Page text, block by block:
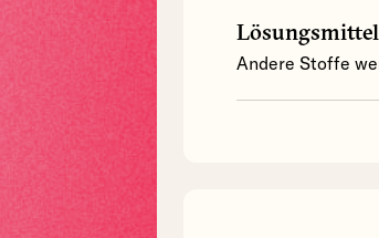
Lösungsmittel
Andere Stoffe